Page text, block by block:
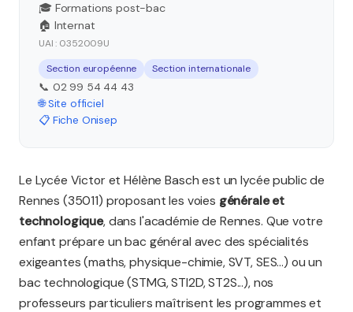
🎓 Formations post-bac
🏠 Internat
UAI : 0352009U
Section européenne
Section internationale
📞 02 99 54 44 43
🌐 Site officiel
📋 Fiche Onisep
Le Lycée Victor et Hélène Basch est un lycée public de
Rennes (35011) proposant les voies générale et
technologique, dans l'académie de Rennes. Que votre
enfant prépare un bac général avec des spécialités
exigeantes (maths, physique-chimie, SVT, SES...) ou un
bac technologique (STMG, STI2D, ST2S...), nos
professeurs particuliers maîtrisent les programmes et